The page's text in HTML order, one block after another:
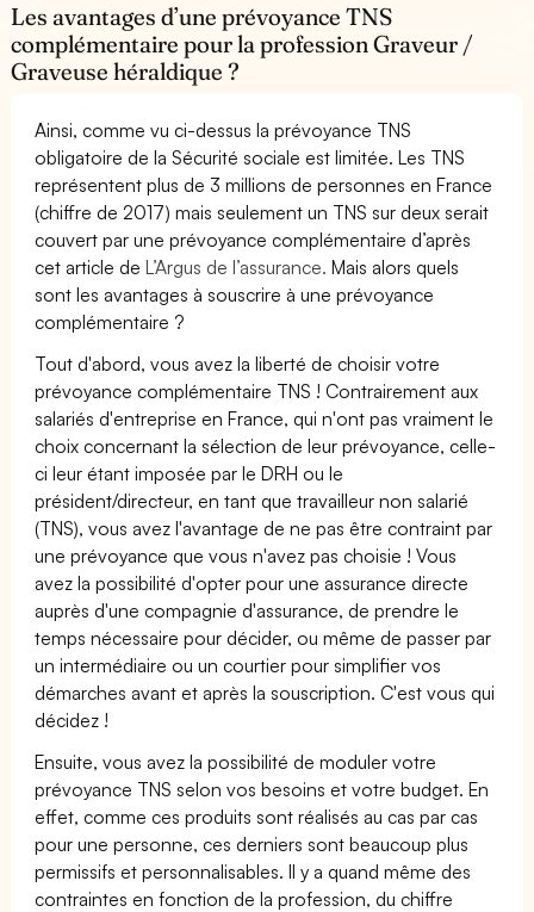
Les avantages d’une prévoyance TNS
complémentaire pour la profession Graveur /
Graveuse héraldique ?
Ainsi, comme vu ci-dessus la prévoyance TNS
obligatoire de la Sécurité sociale est limitée. Les TNS
représentent plus de 3 millions de personnes en France
(chiffre de 2017) mais seulement un TNS sur deux serait
couvert par une prévoyance complémentaire d’après
cet article deL’Argus de l’assurance. Mais alors quels
sont les avantages à souscrire à une prévoyance
complémentaire ?
Tout d'abord, vous avez la liberté de choisir votre
prévoyance complémentaire TNS ! Contrairement aux
salariés d'entreprise en France, qui n'ont pas vraiment le
choix concernant la sélection de leur prévoyance, celle-
ci leur étant imposée par le DRH ou le
président/directeur, en tant que travailleur non salarié
(TNS), vous avez l'avantage de ne pas être contraint par
une prévoyance que vous n'avez pas choisie ! Vous
avez la possibilité d'opter pour une assurance directe
auprès d'une compagnie d'assurance, de prendre le
temps nécessaire pour décider, ou même de passer par
un intermédiaire ou un courtier pour simplifier vos
démarches avant et après la souscription. C'est vous qui
décidez !
Ensuite, vous avez la possibilité de moduler votre
prévoyance TNS selon vos besoins et votre budget. En
effet, comme ces produits sont réalisés au cas par cas
pour une personne, ces derniers sont beaucoup plus
permissifs et personnalisables. Il y a quand même des
contraintes en fonction de la profession, du chiffre